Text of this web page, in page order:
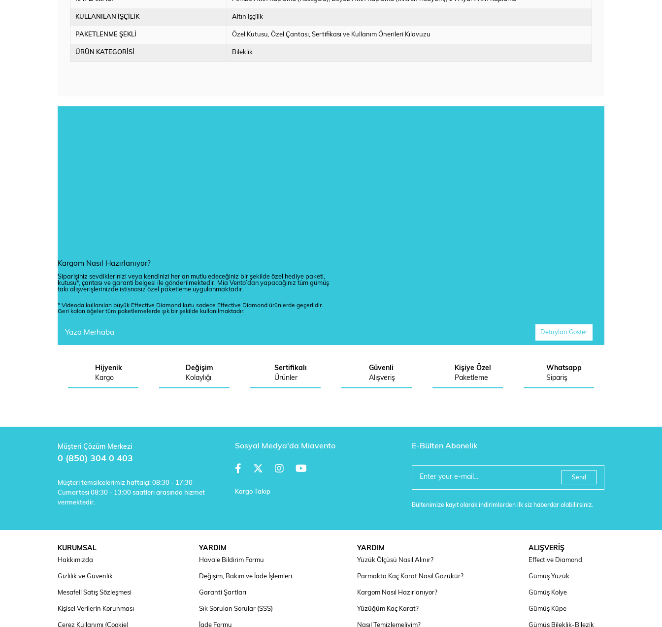
KULLANILAN İŞÇİLİK Altın İşçilik
PAKETLENME ŞEKLİ Özel Kutusu Özel Çantası Sertifikası ve Kullanım Önerileri Kılavuzu
ÜRÜN KATEGORİSİ Bileklik
Kargom Nasıl Hazırlanıyor?
Siparişiniz sevdiklerinizi veya kendinizi her an mutlu edeceğiniz bir şekilde özel hediye paketi,
kutusu*, çantası ve garanti belgesi ile gönderilmektedir. Mia Vento’dan yapacağınız tüm gümüş
takı alışverişlerinizde istisnasız özel paketleme uygulanmaktadır.
* Videoda kullanılan büyük Effective Diamond kutu sadece Effective Diamond ürünlerde geçerlidir.
Geri kalan öğeler tüm paketlemelerde şık bir şekilde kullanılmaktadır.
Yaza Merhaba Detayları Göster
Hijyenik
Kargo
Değişim
Kolaylığı
Sertifikalı
Ürünler
Güvenli
Alışveriş
Kişiye Özel
Paketleme
Whatsapp
Sipariş
Müşteri Çözüm Merkezi
0 (850) 304 0 403
Müşteri temsilcelerimiz haftaiçi: 08:30 - 17:30
Cumartesi 08:30 - 13:00 saatleri arasında hizmet
vermektedir.
Sosyal Medya'da Miavento
Kargo Takip
E-Bülten Abonelik
Send
Bültenimize kayıt olarak indirimlerden ilk siz haberdar olabilirsiniz.
KURUMSAL
Hakkımızda
Gizlilik ve Güvenlik
Mesafeli Satış Sözleşmesi
Kişisel Verilerin Korunması
Çerez Kullanımı (Cookie)
YARDIM
Havale Bildirim Formu
Değişim, Bakım ve İade İşlemleri
Garanti Şartları
Sık Sorulan Sorular (SSS)
İade Formu
YARDIM
Yüzük Ölçüsü Nasıl Alınır?
Parmakta Kaç Karat Nasıl Gözükür?
Kargom Nasıl Hazırlanıyor?
Yüzüğüm Kaç Karat?
Nasıl Temizlemeliyim?
ALIŞVERİŞ
Effective Diamond
Gümüş Yüzük
Gümüş Kolye
Gümüş Küpe
Gümüş Bileklik-Bilezik